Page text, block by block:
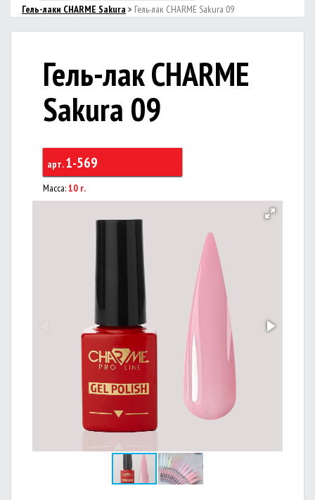
Гель-лаки CHARMЕ Sakura > Гель-лак CHARME Sakura 09
Гель-лак CHARME
Sakura 09
арт.1-569
Масса:10 г.